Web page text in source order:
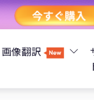
像翻訳